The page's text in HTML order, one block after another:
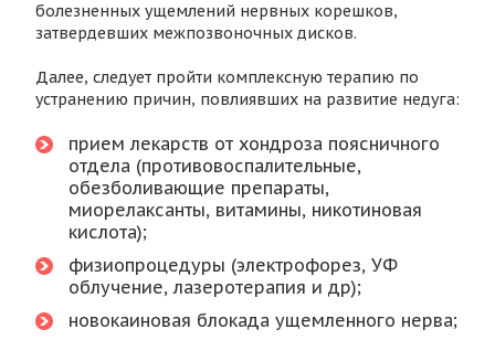
болезненных ущемлений нервных корешков,
затвердевших межпозвоночных дисков.
Далее, следует пройти комплексную терапию по
устранению причин, повлиявших на развитие недуга:
прием лекарств от хондроза поясничного
отдела (противовоспалительные,
обезболивающие препараты,
миорелаксанты, витамины, никотиновая
кислота);
физиопроцедуры (электрофорез, УФ
облучение, лазеротерапия и др);
новокаиновая блокада ущемленного нерва;